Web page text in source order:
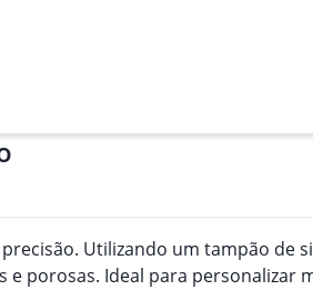
Utilizando um tampão de
porosas. Ideal para personalizar